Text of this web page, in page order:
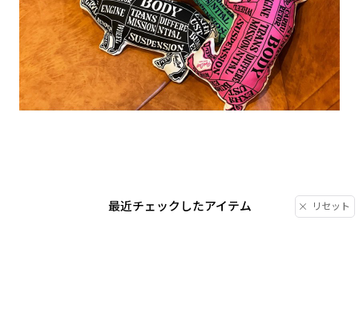
最近チェックしたアイテム リセット